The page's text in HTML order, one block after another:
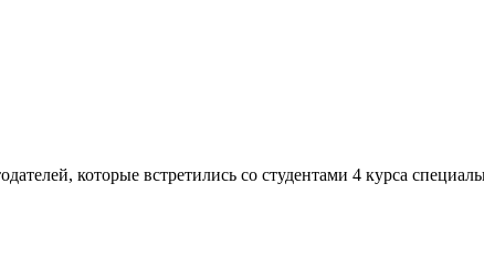
которые встретились со студентами 4 курса